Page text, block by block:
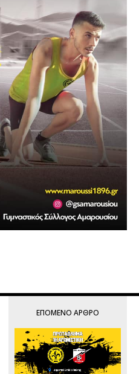
ΕΠΌΜΕΝΟ ΆΡΘΡΟ